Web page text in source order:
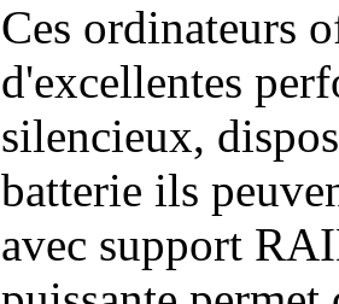
Ces ordinateurs
d'excellentes
silencieux,
batterie ils
avec support